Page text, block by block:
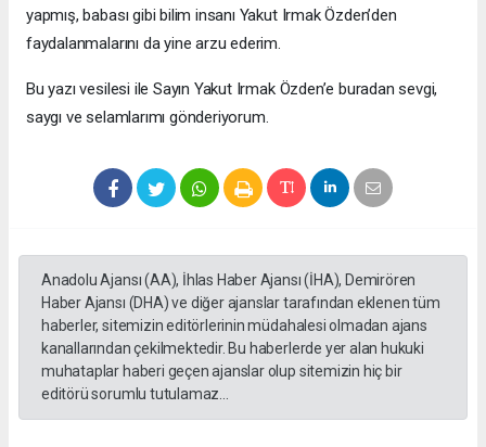
yapmış, babası gibi bilim insanı Yakut Irmak Özden’den
faydalanmalarını da yine arzu ederim.
Bu yazı vesilesi ile Sayın Yakut Irmak Özden’e buradan sevgi,
saygı ve selamlarımı gönderiyorum.
Anadolu Ajansı (AA), İhlas Haber Ajansı (İHA), Demirören
Haber Ajansı (DHA) ve diğer ajanslar tarafından eklenen tüm
haberler, sitemizin editörlerinin müdahalesi olmadan ajans
kanallarından çekilmektedir. Bu haberlerde yer alan hukuki
muhataplar haberi geçen ajanslar olup sitemizin hiç bir
editörü sorumlu tutulamaz...